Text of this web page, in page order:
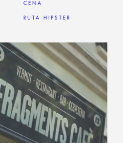
CENA
RUTA HIPSTER